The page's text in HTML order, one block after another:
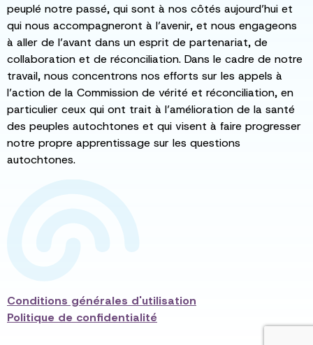
peuplé notre passé, qui sont à nos côtés aujourd’hui et
qui nous accompagneront à l’avenir, et nous engageons
à aller de l’avant dans un esprit de partenariat, de
collaboration et de réconciliation. Dans le cadre de notre
travail, nous concentrons nos efforts sur les appels à
l’action de la Commission de vérité et réconciliation, en
particulier ceux qui ont trait à l’amélioration de la santé
des peuples autochtones et qui visent à faire progresser
notre propre apprentissage sur les questions
autochtones.
Conditions générales d'utilisation
Politique de confidentialité